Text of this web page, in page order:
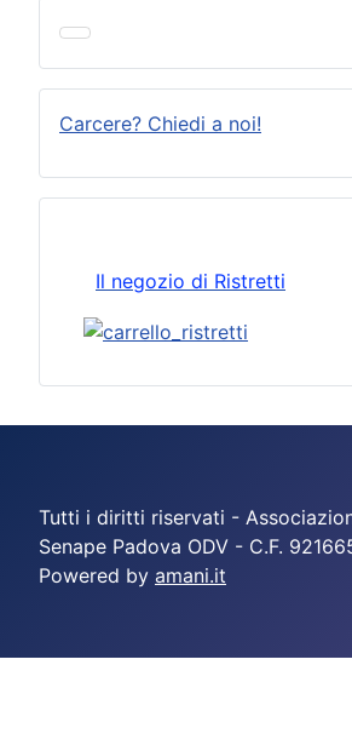
Carcere? Chiedi a noi!
Il negozio di Ristretti
Tutti i diritti riservati -
Senape Padova ODV - C.F.
Powered by amani.it